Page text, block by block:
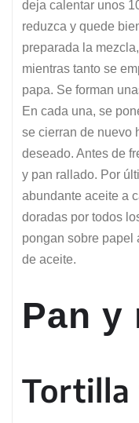
deja calentar unos
reduzca y quede
preparada la
mientras tanto se
papa. Se forman
En cada una, se
se cierran de nuevo
deseado. Antes de
y pan rallado. Por
abundante aceite a
doradas por todos
pongan sobre papel
de aceite.
Pan y
Tortilla